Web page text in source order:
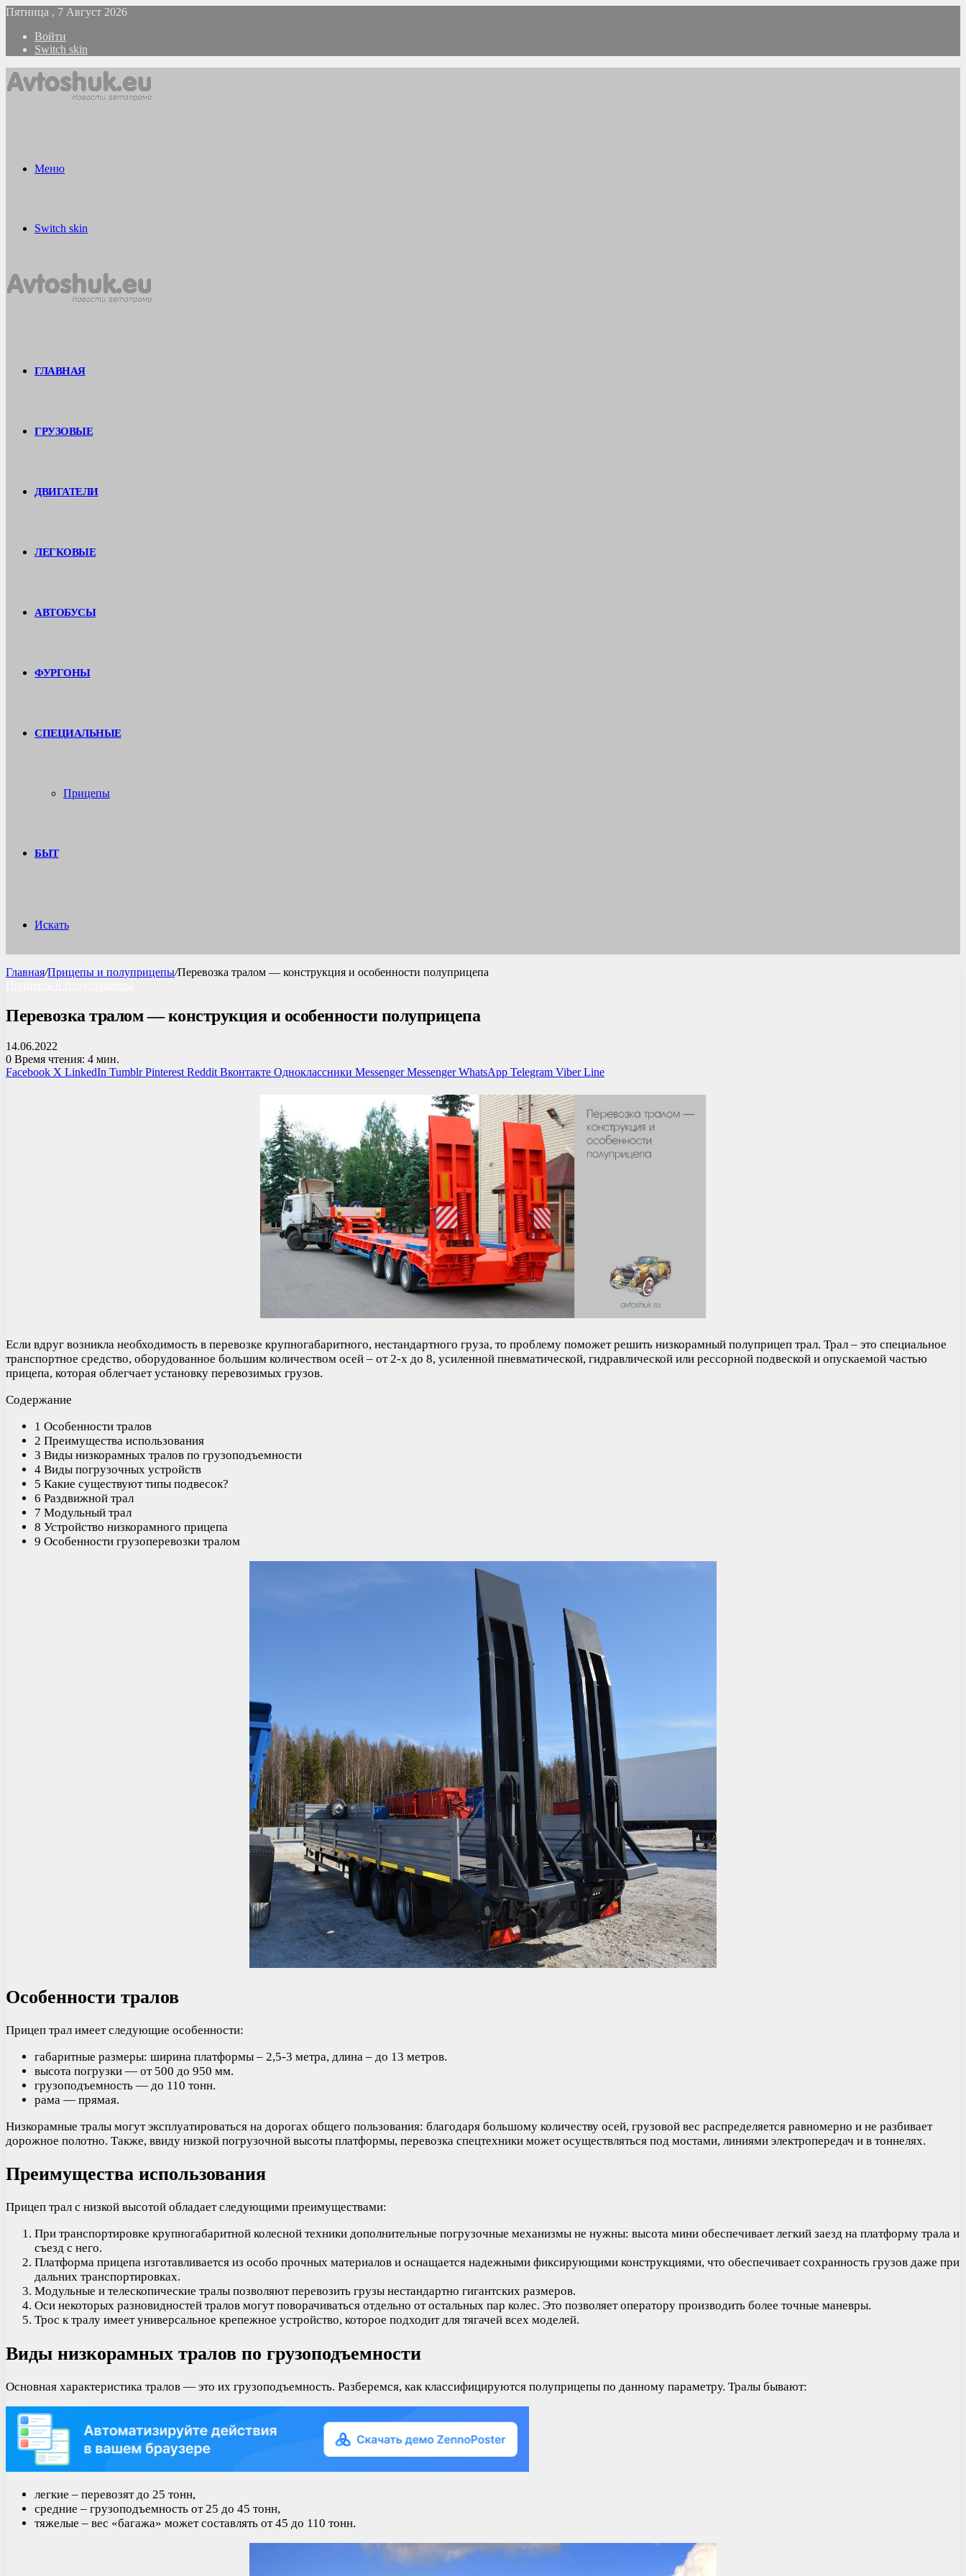
Пятница , 7 Август 2026
Войти
Switch skin
Меню
Switch skin
ГЛАВНАЯ
ГРУЗОВЫЕ
ДВИГАТЕЛИ
ЛЕГКОВЫЕ
АВТОБУСЫ
ФУРГОНЫ
СПЕЦИАЛЬНЫЕ
Прицепы
БЫТ
Искать
Главная/Прицепы и полуприцепы/Перевозка тралом — конструкция и особенности полуприцепа
Перевозка тралом — конструкция и особенности полуприцепа
14.06.2022
0 Время чтения: 4 мин.
Facebook X LinkedIn Tumblr Pinterest Reddit Вконтакте Одноклассники Messenger Messenger WhatsApp Telegram Viber Line
Если вдруг возникла необходимость в перевозке крупногабаритного, нестандартного груза, то проблему поможет решить низкорамный полуприцеп трал. Трал – это специальное
транспортное средство, оборудованное большим количеством осей – от 2-х до 8, усиленной пневматической, гидравлической или рессорной подвеской и опускаемой частью
прицепа, которая облегчает установку перевозимых грузов.
Содержание
1 Особенности тралов
2 Преимущества использования
3 Виды низкорамных тралов по грузоподъемности
4 Виды погрузочных устройств
5 Какие существуют типы подвесок?
6 Раздвижной трал
7 Модульный трал
8 Устройство низкорамного прицепа
9 Особенности грузоперевозки тралом
Особенности тралов
Прицеп трал имеет следующие особенности:
габаритные размеры: ширина платформы – 2,5-3 метра, длина – до 13 метров.
высота погрузки — от 500 до 950 мм.
грузоподъемность — до 110 тонн.
рама — прямая.
Низкорамные тралы могут эксплуатироваться на дорогах общего пользования: благодаря большому количеству осей, грузовой вес распределяется равномерно и не разбивает
дорожное полотно. Также, ввиду низкой погрузочной высоты платформы, перевозка спецтехники может осуществляться под мостами, линиями электропередач и в тоннелях.
Преимущества использования
Прицеп трал с низкой высотой обладает следующими преимуществами:
При транспортировке крупногабаритной колесной техники дополнительные погрузочные механизмы не нужны: высота мини обеспечивает легкий заезд на платформу трала и
съезд с него.
Платформа прицепа изготавливается из особо прочных материалов и оснащается надежными фиксирующими конструкциями, что обеспечивает сохранность грузов даже при
дальних транспортировках.
Модульные и телескопические тралы позволяют перевозить грузы нестандартно гигантских размеров.
Оси некоторых разновидностей тралов могут поворачиваться отдельно от остальных пар колес. Это позволяет оператору производить более точные маневры.
Трос к тралу имеет универсальное крепежное устройство, которое подходит для тягачей всех моделей.
Виды низкорамных тралов по грузоподъемности
Основная характеристика тралов — это их грузоподъемность. Разберемся, как классифицируются полуприцепы по данному параметру. Тралы бывают:
легкие – перевозят до 25 тонн,
средние – грузоподъемность от 25 до 45 тонн,
тяжелые – вес «багажа» может составлять от 45 до 110 тонн.